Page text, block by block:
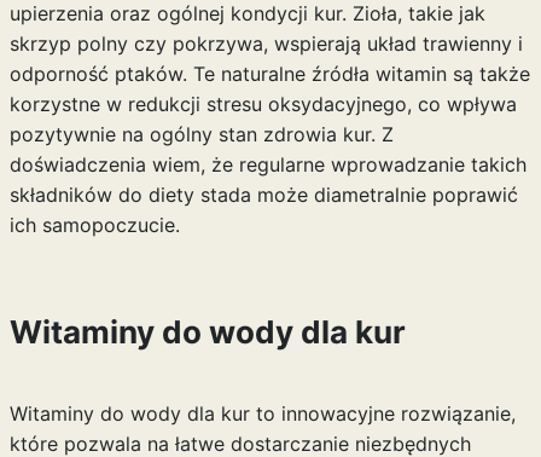
upierzenia oraz ogólnej kondycji kur. Zioła, takie jak
skrzyp polny czy pokrzywa, wspierają układ trawienny i
odporność ptaków. Te naturalne źródła witamin są także
korzystne w redukcji stresu oksydacyjnego, co wpływa
pozytywnie na ogólny stan zdrowia kur. Z
doświadczenia wiem, że regularne wprowadzanie takich
składników do diety stada może diametralnie poprawić
ich samopoczucie.
Witaminy do wody dla kur
Witaminy do wody dla kur to innowacyjne rozwiązanie,
które pozwala na łatwe dostarczanie niezbędnych